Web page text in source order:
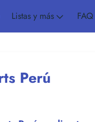
Listas y más FAQ
Perú